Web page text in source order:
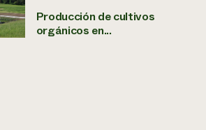
Producción de cultivos
orgánicos en...